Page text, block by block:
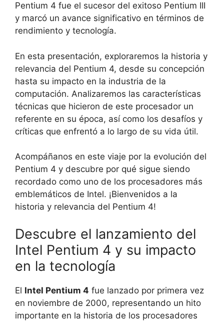
Pentium 4 fue el sucesor del exitoso Pentium III
y marcó un avance significativo en términos de
rendimiento y tecnología.
En esta presentación, exploraremos la historia y
relevancia del Pentium 4, desde su concepción
hasta su impacto en la industria de la
computación. Analizaremos las características
técnicas que hicieron de este procesador un
referente en su época, así como los desafíos y
críticas que enfrentó a lo largo de su vida útil.
Acompáñanos en este viaje por la evolución del
Pentium 4 y descubre por qué sigue siendo
recordado como uno de los procesadores más
emblemáticos de Intel. ¡Bienvenidos a la
historia y relevancia del Pentium 4!
Descubre el lanzamiento del
Intel Pentium 4 y su impacto
en la tecnología
El Intel Pentium 4 fue lanzado por primera vez
en noviembre de 2000, representando un hito
importante en la historia de los procesadores